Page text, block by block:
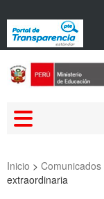
Inicio > Comunicados
extraordinaria